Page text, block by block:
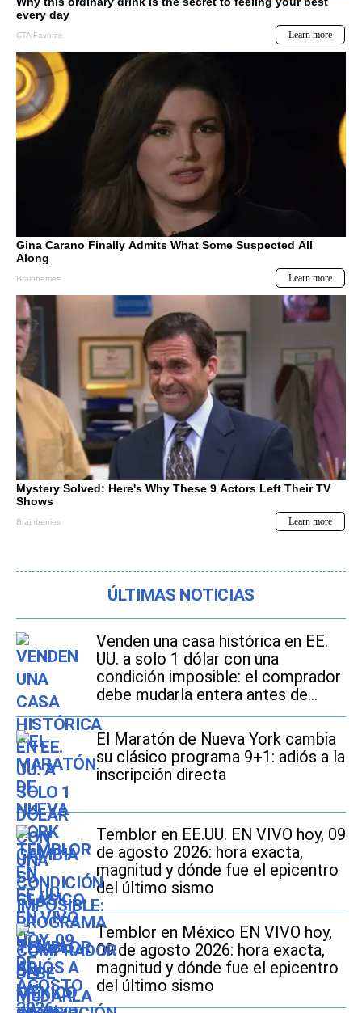
ÚLTIMAS NOTICIAS
Venden una casa histórica en EE.
UU. a solo 1 dólar con una
condición imposible: el comprador
debe mudarla entera antes de
2027
El Maratón de Nueva York cambia
su clásico programa 9+1: adiós a la
inscripción directa
Temblor en EE.UU. EN VIVO hoy, 09
de agosto 2026: hora exacta,
magnitud y dónde fue el epicentro
del último sismo
Temblor en México EN VIVO hoy,
09 de agosto 2026: hora exacta,
magnitud y dónde fue el epicentro
del último sismo